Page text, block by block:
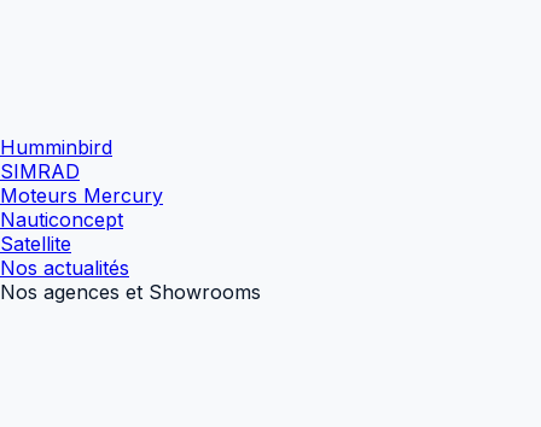
Humminbird
SIMRAD
Moteurs Mercury
Nauticoncept
Satellite
Nos actualités
Nos agences et Showrooms